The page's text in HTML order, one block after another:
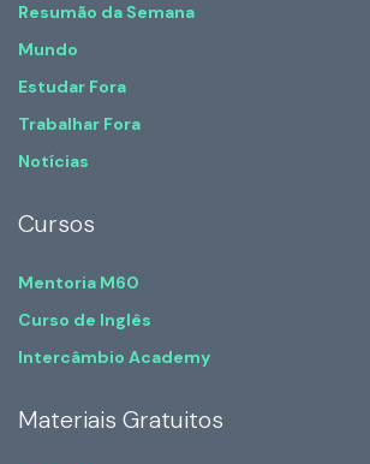
Resumão da Semana
Mundo
Estudar Fora
Trabalhar Fora
Notícias
Cursos
Mentoria M60
Curso de Inglês
Intercâmbio Academy
Materiais Gratuitos